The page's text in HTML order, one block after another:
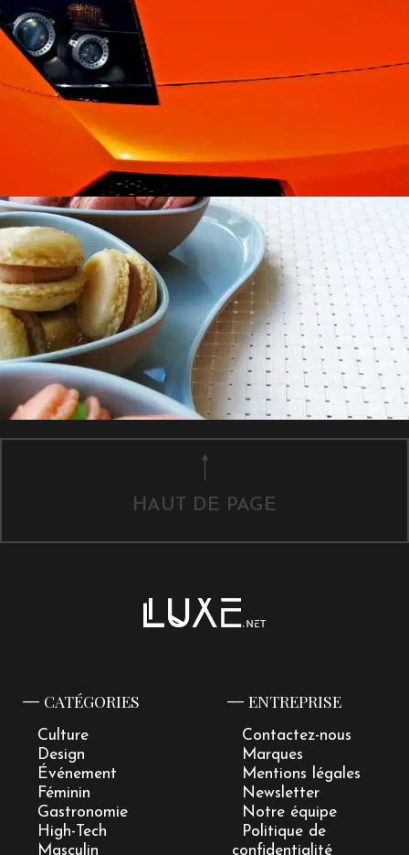
HAUT DE PAGE
CATÉGORIES
Culture
Design
Événement
Féminin
Gastronomie
High-Tech
Masculin
ENTREPRISE
Contactez-nous
Marques
Mentions légales
Newsletter
Notre équipe
Politique de
confidentialité